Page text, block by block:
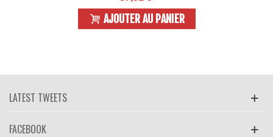
AJOUTER AU PANIER
LATEST TWEETS
FACEBOOK